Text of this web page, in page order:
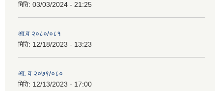
मिति: 03/03/2024 - 21:25
आ.व २०८०/०८१
मिति: 12/18/2023 - 13:23
आ. व २०७९/०८०
मिति: 12/13/2023 - 17:00